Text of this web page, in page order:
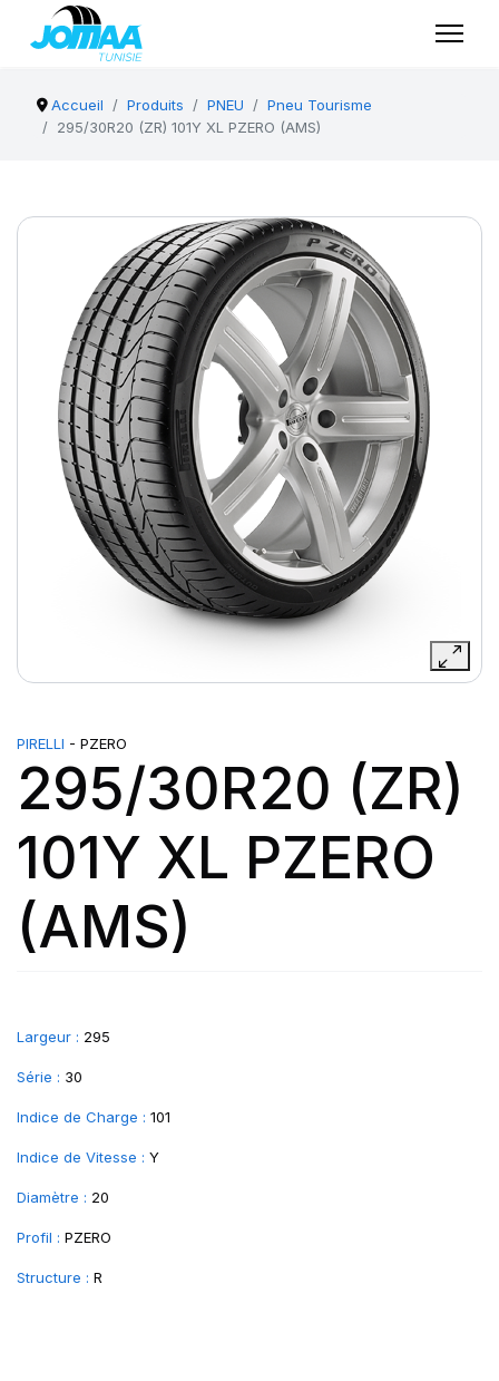
Accueil Produits PNEU
Pneu Tourisme
295/30R20 (ZR) 101Y XL PZERO (AMS)
PIRELLI - PZERO
295/30R20 (ZR)
101Y XL PZERO
(AMS)
Largeur : 295
Série : 30
Indice de Charge : 101
Indice de Vitesse : Y
Diamètre : 20
Profil : PZERO
Structure : R